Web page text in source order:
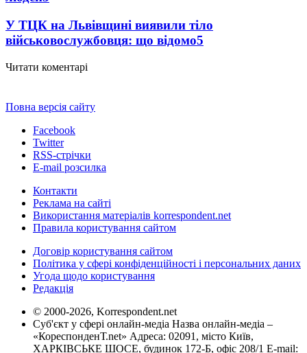
У ТЦК на Львівщині виявили тіло
військовослужбовця: що відомо5
Читати коментарі
Повна версія сайту
Facebook
Twitter
RSS-стрічки
E-mail розсилка
Контакти
Реклама на сайті
Використання матеріалів korrespondent.net
Правила користування сайтом
Договір користування сайтом
Політика у сфері конфіденційності і персональних даних
Угода щодо користування
Редакція
© 2000-2026, Korrespondent.net
Суб'єкт у сфері онлайн-медіа Назва онлайн-медіа –
«КореспонденТ.net» Адреса: 02091, місто Київ,
ХАРКІВСЬКЕ ШОСЕ, будинок 172-Б, офіс 208/1 E-mail: